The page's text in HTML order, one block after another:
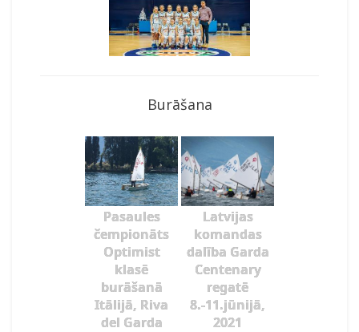
Burāšana
Pasaules
čempionāts
Optimist
klasē
burāšanā
Itālijā, Riva
del Garda
Latvijas
komandas
dalība Garda
Centenary
regatē
8.-11.jūnijā,
2021